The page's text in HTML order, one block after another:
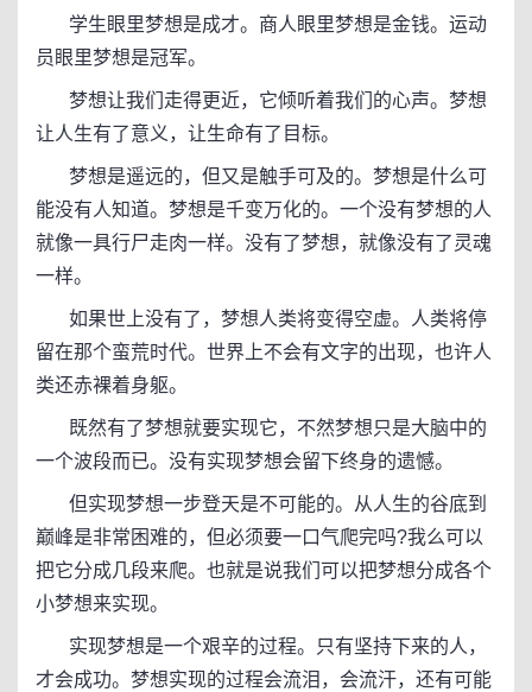
学生眼里梦想是成才。商人眼里梦想是金钱。运动
员眼里梦想是冠军。
梦想让我们走得更近，它倾听着我们的心声。梦想
让人生有了意义，让生命有了目标。
梦想是遥远的，但又是触手可及的。梦想是什么可
能没有人知道。梦想是千变万化的。一个没有梦想的人
就像一具行尸走肉一样。没有了梦想，就像没有了灵魂
一样。
如果世上没有了，梦想人类将变得空虚。人类将停
留在那个蛮荒时代。世界上不会有文字的出现，也许人
类还赤裸着身躯。
既然有了梦想就要实现它，不然梦想只是大脑中的
一个波段而已。没有实现梦想会留下终身的遗憾。
但实现梦想一步登天是不可能的。从人生的谷底到
巅峰是非常困难的，但必须要一口气爬完吗?我么可以
把它分成几段来爬。也就是说我们可以把梦想分成各个
小梦想来实现。
实现梦想是一个艰辛的过程。只有坚持下来的人，
才会成功。梦想实现的过程会流泪，会流汗，还有可能